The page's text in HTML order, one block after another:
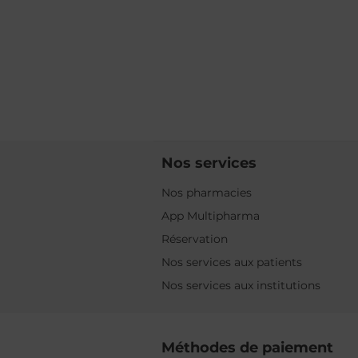
Nos services
Nos pharmacies
App Multipharma
Réservation
Nos services aux patients
Nos services aux institutions
Méthodes de paiement